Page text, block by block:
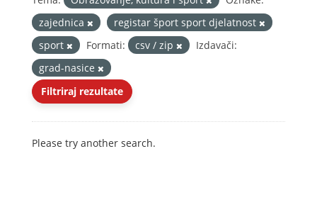
zajednica
registar šport sport djelatnost
sport
Formati: csv / zip
Izdavači:
grad-nasice
Filtriraj rezultate
Please try another search.